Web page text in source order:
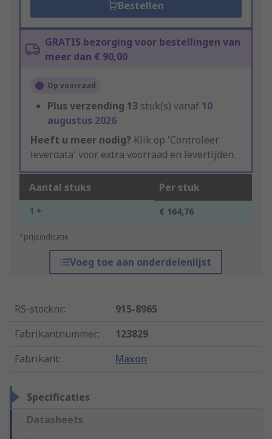
Bestellen
GRATIS bezorging voor bestellingen van
meer dan € 90,00
Op voorraad
Plus verzending 13 stuk(s) vanaf 10
augustus 2026
Heeft u meer nodig? Klik op 'Controleer
leverdata' voor extra voorraad en levertijden.
Aantal stuks Per stuk
1 + € 164,76
*prijsindicatie
Voeg toe aan onderdelenlijst
RS-stocknr.:
915-8965
Fabrikantnummer:
123829
Fabrikant: Maxon
Specificaties
Datasheets